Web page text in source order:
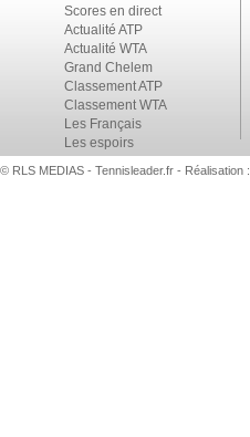
Scores en direct
Actualité ATP
Actualité WTA
Grand Chelem
Classement ATP
Classement WTA
Les Français
Les espoirs
© RLS MEDIAS - Tennisleader.fr - Réalisation :